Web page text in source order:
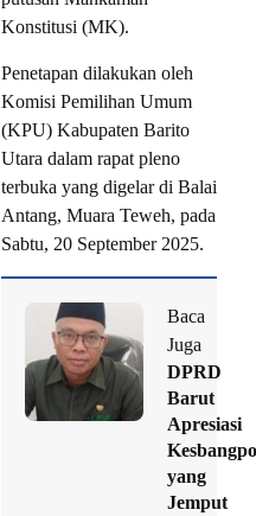
Konstitusi (MK).
Penetapan dilakukan oleh
Komisi Pemilihan Umum
(KPU) Kabupaten Barito
Utara dalam rapat pleno
terbuka yang digelar di Balai
Antang, Muara Teweh, pada
Sabtu, 20 September 2025.
Baca
Juga
DPRD
Barut
Apresiasi
yang
Jemput